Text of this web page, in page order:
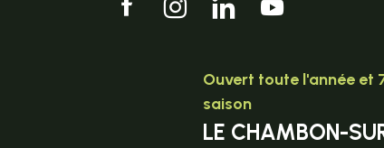
Ouvert toute l'année et
saison
LE CHAMBON-